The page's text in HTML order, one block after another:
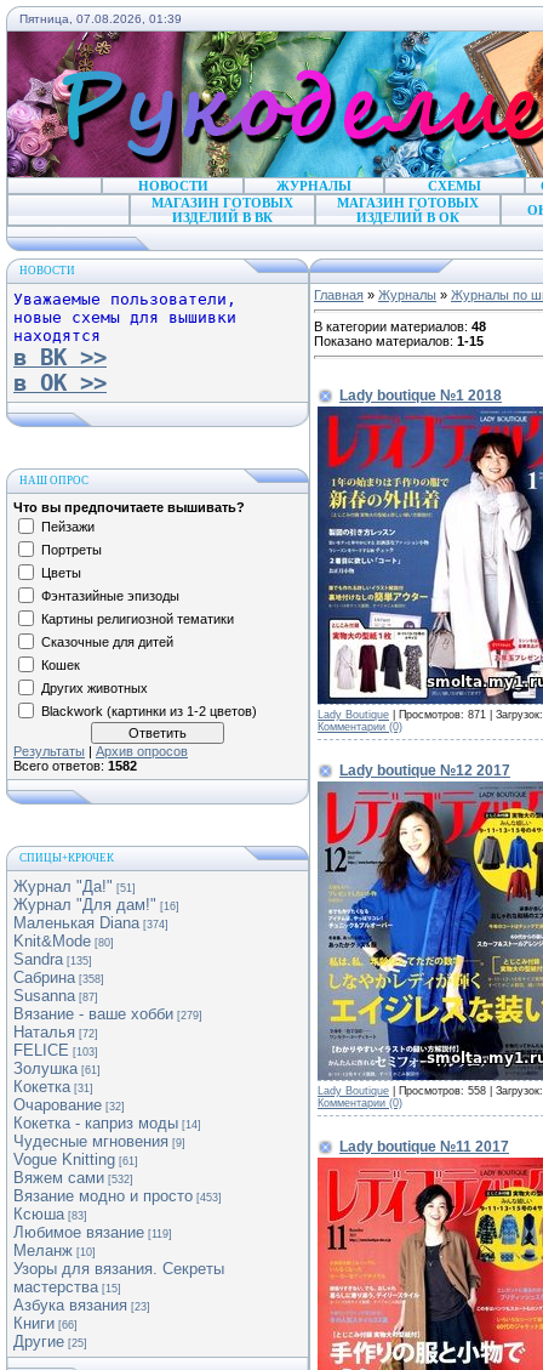
Пятница, 07.08.2026, 01:39
НОВОСТИ ЖУРНАЛЫ СХЕМЫ
МАГАЗИН ГОТОВЫХ
ИЗДЕЛИЙ В ВК
МАГАЗИН ГОТОВЫХ
ИЗДЕЛИЙ В ОК
НОВОСТИ
Уважаемые пользователи,
новые схемы для вышивки
находятся
в ВК >>
в ОК >>
НАШ ОПРОС
Что вы предпочитаете вышивать?
Пейзажи
Портреты
Цветы
Фэнтазийные эпизоды
Картины религиозной тематики
Сказочные для дитей
Кошек
Других животных
Blackwork (картинки из 1-2 цветов)
Результаты | Архив опросов
Всего ответов: 1582
СПИЦЫ+КРЮЧЕК
Журнал "Да!" [51]
Журнал "Для дам!" [16]
Маленькая Diana [374]
Knit&Mode [80]
Sandra [135]
Сабрина [358]
Susanna [87]
Вязание - ваше хобби [279]
Наталья [72]
FELICE [103]
Золушка [61]
Кокетка [31]
Очарование [32]
Кокетка - каприз моды [14]
Чудесные мгновения [9]
Vogue Knitting [61]
Вяжем сами [532]
Вязание модно и просто [453]
Ксюша [83]
Любимое вязание [119]
Меланж [10]
Узоры для вязания. Секреты
мастерства [15]
Азбука вязания [23]
Книги [66]
Другие [25]
Главная » Журналы » Журналы по
В категории материалов: 48
Показано материалов: 1-15
Lady boutique №1 2018
Lady Boutique | Просмотров: 871 |
Комментарии (0)
Lady boutique №12 2017
Lady Boutique | Просмотров: 558 |
Комментарии (0)
Lady boutique №11 2017